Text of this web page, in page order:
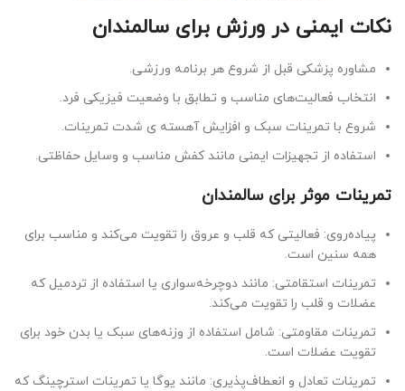
نکات ایمنی در ورزش برای سالمندان
مشاوره پزشکی قبل از شروع هر برنامه ورزشی.
انتخاب فعالیت‌های مناسب و تطابق با وضعیت فیزیکی فرد.
شروع با تمرینات سبک و افزایش آهسته ی شدت تمرینات.
استفاده از تجهیزات ایمنی مانند کفش مناسب و وسایل حفاظتی.
تمرینات موثر برای سالمندان
پیاده‌روی: فعالیتی که قلب و عروق را تقویت می‌کند و مناسب برای
همه سنین است.
تمرینات استقامتی: مانند دوچرخه‌سواری یا استفاده از تردمیل که
عضلات و قلب را تقویت می‌کند.
تمرینات مقاومتی: شامل استفاده از وزنه‌های سبک یا بدن خود برای
تقویت عضلات است.
تمرینات تعادل و انعطاف‌پذیری: مانند یوگا یا تمرینات استرچینگ که